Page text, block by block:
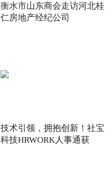
衡水市山东商会走访河北桂
仁房地产经纪公司
技术引领，拥抱创新！社宝
科技HRWORK人事通获